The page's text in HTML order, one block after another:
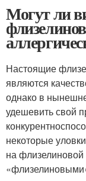
Могут ли
Настоящие
являются
однако в
удешевить свой
некоторые
на